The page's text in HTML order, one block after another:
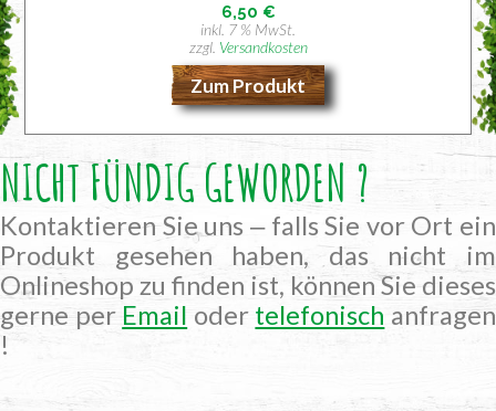
6,50 €
inkl. 7 % MwSt.
zzgl. Versandkosten
Zum Produkt
NICHT FÜNDIG GEWORDEN ?
Kontaktieren Sie uns ‒ falls Sie vor Ort ein
Produkt gesehen haben, das nicht im
Onlineshop zu finden ist, können Sie dieses
gerne per Email oder telefonisch anfragen
!